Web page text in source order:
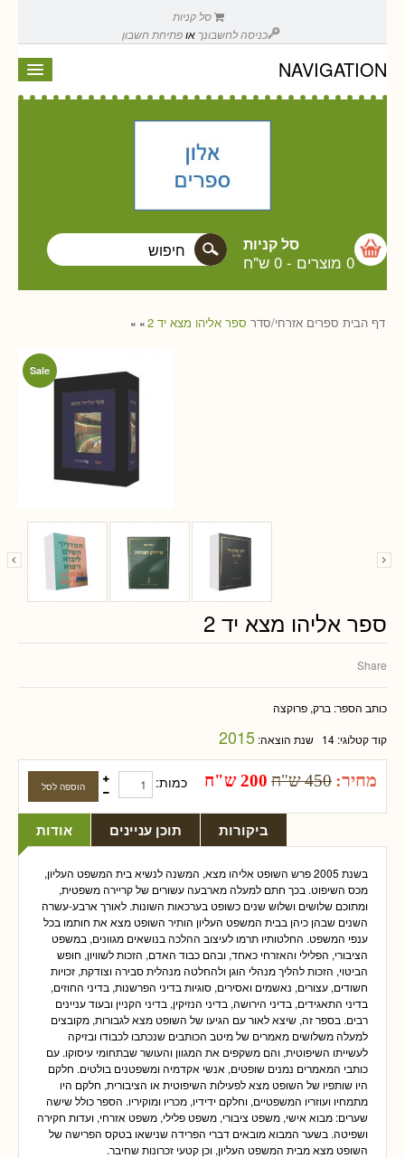
סל קניות
כניסה לחשבונך אופתיחת חשבון
NAVIGATION
סל קניות
0 מוצרים - 0 ש"ח
דף הבית » ספרים אזרחי/סדר » ספר אליהו מצא יד 2
Sale
ספר אליהו מצא יד 2
Share
כותב הספר: ברק, פרוקצה
קוד קטלוגי: 14 שנת הוצאה: 2015
מחיר: 450 ש"ח 200 ש"ח כמות:
אודות תוכן עניינים ביקורות
בשנת 2005 פרש השופט אליהו מצא, המשנה לנשיא בית המשפט העליון,
מכס השיפוט. בכך חתם למעלה מארבעה עשורים של קריירה משפטית,
ומתוכם שלושים ושלוש שנים כשופט בערכאות השונות. לאורך ארבע-עשרה
השנים שבהן כיהן בבית המשפט העליון הותיר השופט מצא את חותמו בכל
ענפי המשפט. החלטותיו תרמו לעיצוב ההלכה בנושאים מגוונים, במשפט
הציבורי, הפלילי והאזרחי כאחד, ובהם כבוד האדם, הזכות לשוויון, חופש
הביטוי, הזכות להליך מנהלי הוגן ולהחלטה מנהלית סבירה וצודקת, זכויות
חשודים, עצורים, נאשמים ואסירים, סוגיות בדיני הפרשנות, בדיני החוזים,
בדיני התאגידים, בדיני הירושה, בדיני הנזיקין, בדיני הקניין ובעוד עניינים
רבים. בספר זה, שיצא לאור עם הגיעו של השופט מצא לגבורות, מקובצים
למעלה משלושים מאמרים של מיטב הכותבים שנכתבו לכבודו ובזיקה
לעשייתו השיפוטית, והם משקפים את המגוון והעושר שבתחומי עיסוקו. עם
כותבי המאמרים נמנים שופטים, אנשי אקדמיה ומשפטנים בולטים. חלקם
היו שותפיו של השופט מצא לפעילות השיפוטית או הציבורית, חלקם היו
מתמחיו ועוזריו המשפטיים, וחלקם ידידיו, מכריו ומוקיריו. הספר כולל שישה
שערים: מבוא אישי, משפט ציבורי, משפט פלילי, משפט אזרחי, ועדות חקירה
ושפיטה. בשער המבוא מובאים דברי הפרידה שנישאו בטקס הפרישה של
השופט מצא מבית המשפט העליון, וכן קטעי זכרונות שחיבר.